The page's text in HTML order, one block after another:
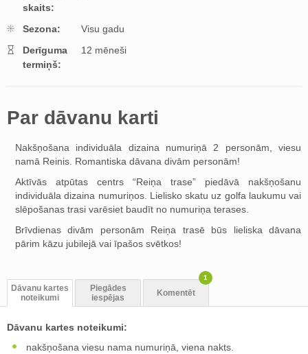
skaits:
Sezona:
Visu gadu
Derīguma
termiņš:
12 mēneši
Par dāvanu karti
Nakšņošana individuāla dizaina numuriņā 2 personām, viesu
namā Reinis. Romantiska dāvana divām personām!
Aktīvās atpūtas centrs “Reiņa trase” piedāvā nakšņošanu
individuāla dizaina numuriņos. Lielisko skatu uz golfa laukumu vai
slēpošanas trasi varēsiet baudīt no numuriņa terases.
Brīvdienas divām personām Reiņa trasē būs lieliska dāvana
pārim kāzu jubilejā vai īpašos svētkos!
Dāvanu kartes
noteikumi
Piegādes
iespējas
Komentēt
1
Dāvanu kartes noteikumi:
nakšņošana viesu nama numuriņā, viena nakts.